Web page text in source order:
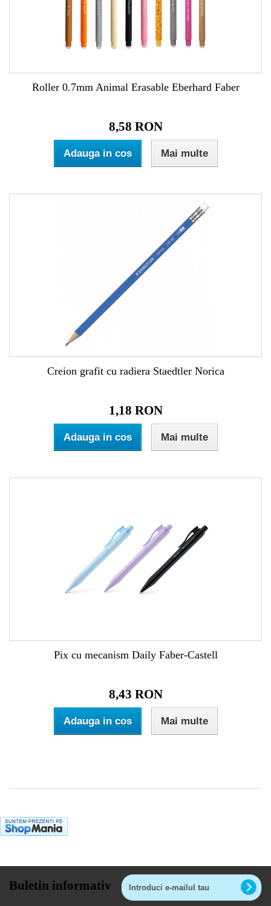
Roller 0.7mm Animal Erasable Eberhard Faber
8,58 RON
Adauga in cos Mai multe
Creion grafit cu radiera Staedtler Norica
1,18 RON
Adauga in cos Mai multe
Pix cu mecanism Daily Faber-Castell
8,43 RON
Adauga in cos Mai multe
Buletin informativ